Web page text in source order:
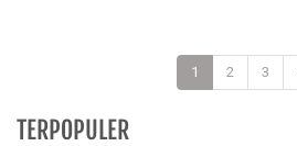
1 2 3
TERPOPULER